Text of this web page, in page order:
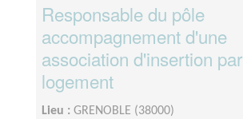
Responsable du pôle
accompagnement d'une
association d'insertion
logement
Lieu : GRENOBLE (38000)